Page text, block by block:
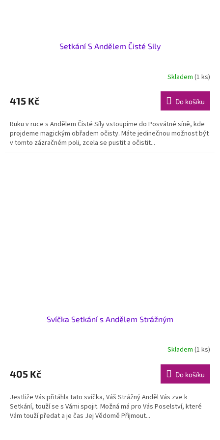
Setkání S Andělem Čisté Síly
Skladem (1 ks)
415 Kč Do košíku
Ruku v ruce s Andělem Čisté Síly vstoupíme do Posvátné síně, kde
projdeme magickým obřadem očisty. Máte jedinečnou možnost být
v tomto zázračném poli, zcela se pustit a očistit...
Svíčka Setkání s Andělem Strážným
Skladem (1 ks)
405 Kč Do košíku
Jestliže Vás přitáhla tato svíčka, Váš Strážný Anděl Vás zve k
Setkání, touží se s Vámi spojit. Možná má pro Vás Poselství, které
Vám touží předat a je čas Jej Vědomě Přijmout...